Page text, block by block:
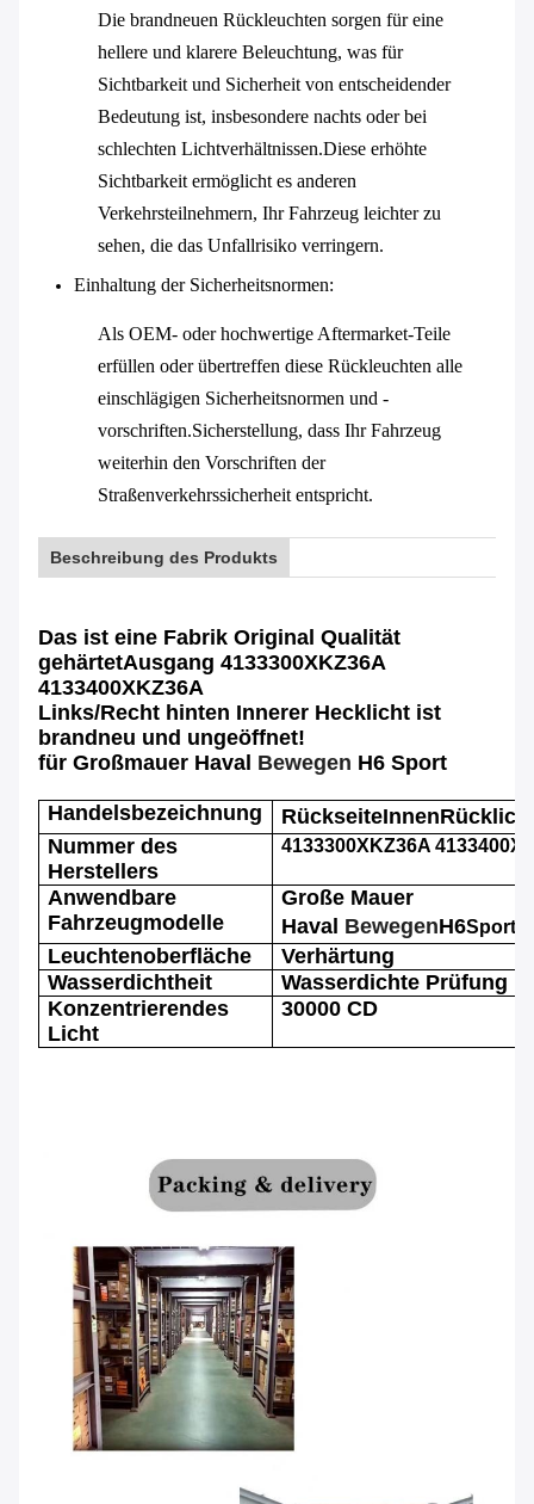
Die brandneuen Rückleuchten sorgen für eine
hellere und klarere Beleuchtung, was für
Sichtbarkeit und Sicherheit von entscheidender
Bedeutung ist, insbesondere nachts oder bei
schlechten Lichtverhältnissen.Diese erhöhte
Sichtbarkeit ermöglicht es anderen
Verkehrsteilnehmern, Ihr Fahrzeug leichter zu
sehen, die das Unfallrisiko verringern.
Einhaltung der Sicherheitsnormen:
Als OEM- oder hochwertige Aftermarket-Teile
erfüllen oder übertreffen diese Rückleuchten alle
einschlägigen Sicherheitsnormen und -
vorschriften.Sicherstellung, dass Ihr Fahrzeug
weiterhin den Vorschriften der
Straßenverkehrssicherheit entspricht.
Beschreibung des Produkts
Das ist eine Fabrik Original Qualität
gehärtetAusgang 4133300XKZ36A
4133400XKZ36A
Links/Recht hinten Innerer Hecklicht ist
brandneu und ungeöffnet!
für Großmauer Haval Bewegen H6 Sport
Handelsbezeichnung RückseiteInnen
Nummer des
Herstellers
4133300XKZ36A
Anwendbare
Fahrzeugmodelle
Große Mauer
Haval BewegenH6Sport
Leuchtenoberfläche
Verhärtung
Wasserdichtheit
Wasserdichte Prüfung
Konzentrierendes
Licht
30000 CD